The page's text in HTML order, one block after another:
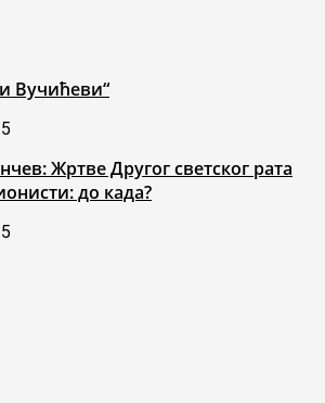
Вучићеви“
Жртве Другог светског рата
до када?